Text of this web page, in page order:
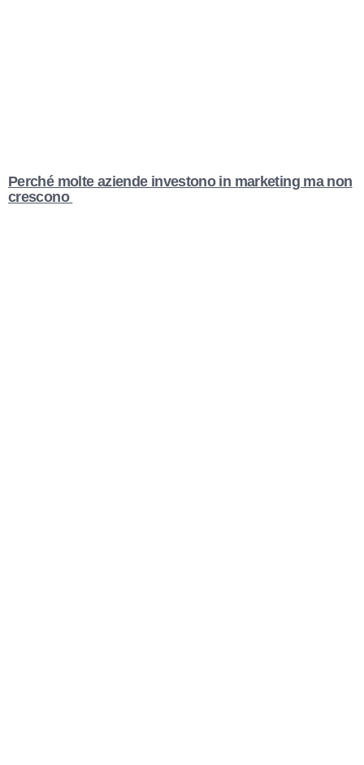
Perché molte aziende investono in marketing ma non
crescono